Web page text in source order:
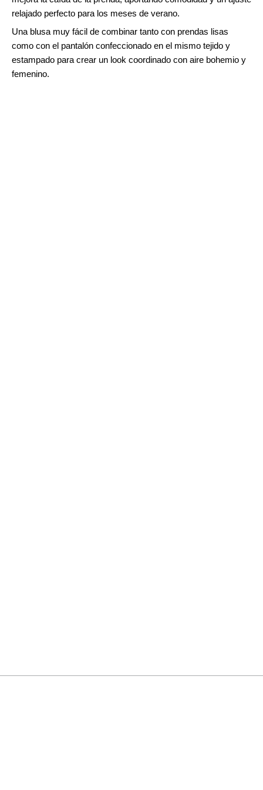
relajado perfecto para los meses de verano.
Una blusa muy fácil de combinar tanto con prendas lisas
como con el pantalón confeccionado en el mismo tejido y
estampado para crear un look coordinado con aire bohemio y
femenino.